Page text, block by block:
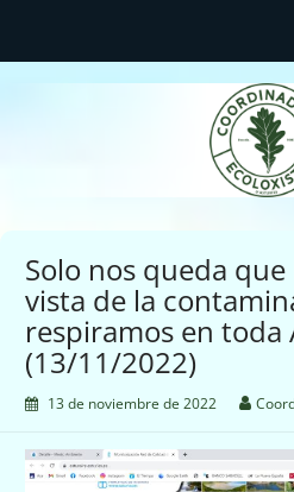
Solo nos queda que
vista de la
respiramos en toda
(13/11/2022)
13 de noviembre de 2022